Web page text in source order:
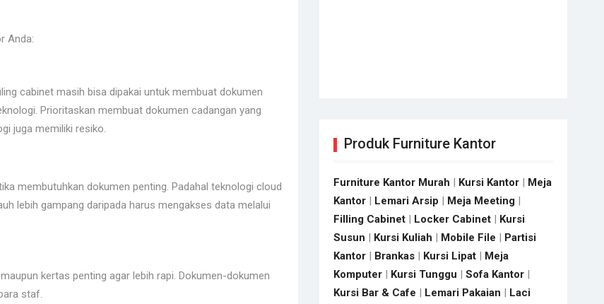
Anda:
cabinet masih bisa dipakai untuk membuat dokumen
Prioritaskan membuat dokumen cadangan yang
juga memiliki resiko.
membutuhkan dokumen penting. Padahal teknologi cloud
lebih gampang daripada harus mengakses data melalui
kertas penting agar lebih rapi. Dokumen-dokumen
staf.
Produk Furniture Kantor
Furniture Kantor Murah | Kursi Kantor | Meja
Kantor | Lemari Arsip | Meja Meeting |
Filling Cabinet | Locker Cabinet | Kursi
Susun | Kursi Kuliah | Mobile File | Partisi
Kantor | Brankas | Kursi Lipat | Meja
Komputer | Kursi Tunggu | Sofa Kantor |
Kursi Bar & Cafe | Lemari Pakaian | Laci